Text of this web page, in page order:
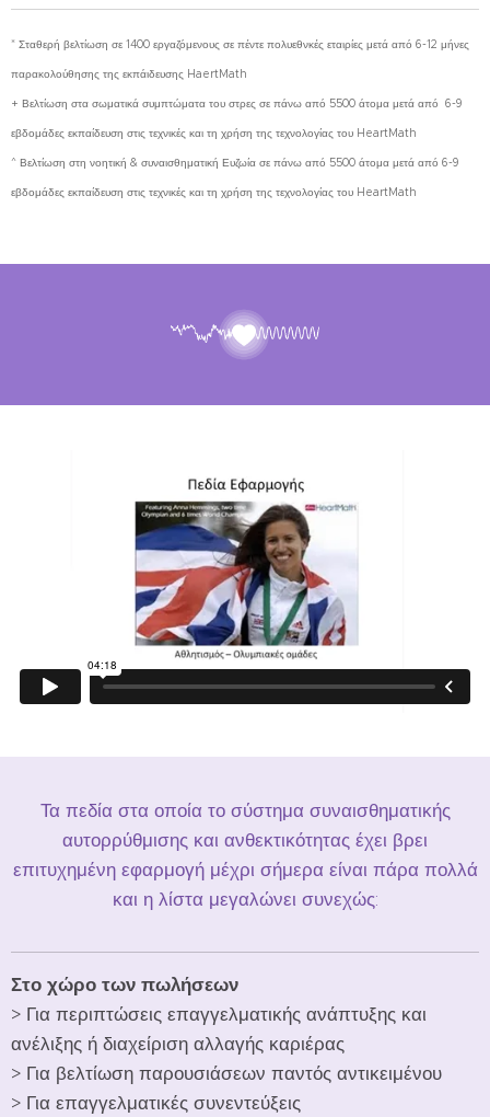
* Σταθερή βελτίωση σε 1400 εργαζόμενους σε πέντε πολυεθνκές εταιρίες μετά από 6-12 μήνες
παρακολούθησης της εκπάιδευσης HaertMath
+ Βελτίωση στα σωματικά συμπτώματα του στρες σε πάνω από 5500 άτομα μετά από 6-9
εβδομάδες εκπαίδευση στις τεχνικές και τη χρήση της τεχνολογίας του HeartMath
^ Βελτίωση στη νοητική & συναισθηματική Ευζωία σε πάνω από 5500 άτομα μετά από 6-9
εβδομάδες εκπαίδευση στις τεχνικές και τη χρήση της τεχνολογίας του HeartMath
Τα πεδία στα οποία το σύστημα συναισθηματικής
αυτορρύθμισης και ανθεκτικότητας έχει βρει
επιτυχημένη εφαρμογή μέχρι σήμερα είναι πάρα πολλά
και η λίστα μεγαλώνει συνεχώς:
Στο χώρο των πωλήσεων
> Για περιπτώσεις επαγγελματικής ανάπτυξης και
ανέλιξης ή διαχείριση αλλαγής καριέρας
> Για βελτίωση παρουσιάσεων παντός αντικειμένου
> Για επαγγελματικές συνεντεύξεις